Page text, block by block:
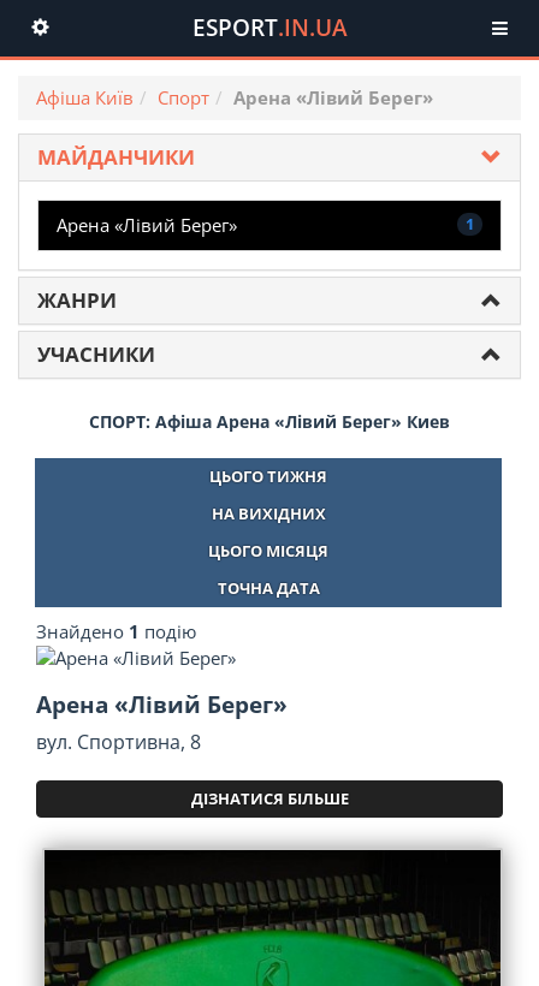
Toggle
navigation
ESPORT.IN.UA
Афіша Київ Спорт Арена «Лівий Берег»
МАЙДАНЧИКИ
1
Арена «Лівий Берег»
ЖАНРИ
УЧАСНИКИ
СПОРТ: Афіша Арена «Лівий Берег» Киев
ЦЬОГО ТИЖНЯ
НА ВИХІДНИХ
ЦЬОГО МІСЯЦЯ
ТОЧНА ДАТА
Знайдено 1 подію
Арена «Лівий Берег»
вул. Спортивна, 8
ДІЗНАТИСЯ БІЛЬШЕ